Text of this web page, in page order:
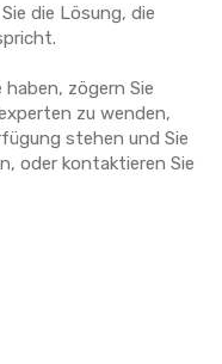
die Lösung, die
zögern Sie
zu wenden,
stehen und Sie
oder kontaktieren Sie